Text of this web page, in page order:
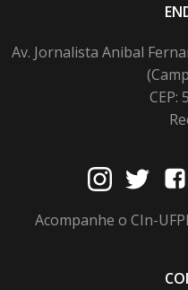
Av. Jornalista Anibal
CEP:
Acompanhe o CIn-